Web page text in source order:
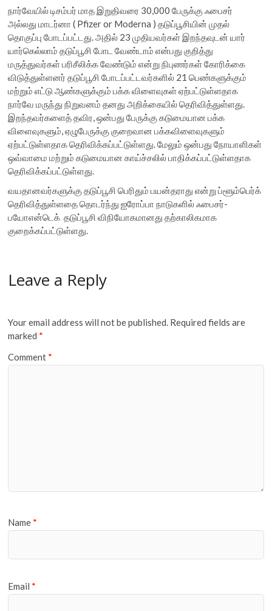
நார்வேயில் டிசம்பர் மாத இறுதிவரை 30,000 பேருக்கு ஃபைசர்
அல்லது மாடர்னா ( Pfizer or Moderna ) தடுப்பூசியின் முதல்
தொகுப்பு போடப்பட்டது. அதில் 23 முதியவர்கள் இறந்தவுடன் யார்
யார்கெல்லாம் தடுப்பூசி போட வேண்டாம் என்பது குறித்து
மருத்துவர்கள் பரிசீலிக்க வேண்டும் என்று நிபுணர்கள் கோரிக்கை
விடுத்துள்ளனர் தடுப்பூசி போடப்பட்டவர்களில் 21 பெண்களுக்கும்
மற்றும் எட்டு ஆண்களுக்கும் பக்க விளைவுகள் ஏற்பட்டுள்ளதாக
நார்வே மருந்து நிறுவனம் தனது அறிக்கையில் தெரிவித்துள்ளது.
இறந்தவர்களைத் தவிர, ஒன்பது பேருக்கு கடுமையான பக்க
விளைவுகளும், ஏழுபேருக்கு குறைவான பக்கவிளைவுகளும்
ஏற்பட்டுள்ளதாக தெரிவிக்கப்பட்டுள்ளது. மேலும் ஒன்பது நோயாளிகள்
ஒவ்வாமை மற்றும் கடுமையான காய்ச்சலில் பாதிக்கப்பட்டுள்ளதாக
தெரிவிக்கப்பட்டுள்ளது.
வயதானவர்களுக்கு தடுப்பூசி பெரிதும் பயன்தராது என்று ப்ளூம்பெர்க்
தெரிவித்துள்ளதை தொடர்ந்து ஐரோப்பா நாடுகளில் ஃபைசர்-
பயோஎன்டெக் தடுப்பூசி விநியோகமானது தற்காலிகமாக
குறைக்கப்பட்டுள்ளது.
Leave a Reply
Your email address will not be published. Required fields are
marked *
Comment *
Name *
Email *